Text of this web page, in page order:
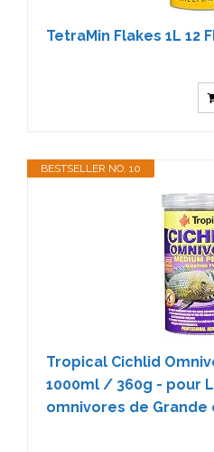
TetraMin Flakes 1L 12
BESTSELLER NO. 10
Tropical Cichlid
1000ml / 360g - pour
omnivores de Grande